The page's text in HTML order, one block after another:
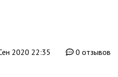
2020 22:35 0 отзывов